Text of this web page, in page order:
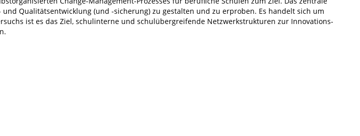
Qualitätsentwicklung (und -sicherung) zu gestalten und zu erproben. Es handelt sich um
ist es das Ziel, schulinterne und schulübergreifende Netzwerkstrukturen zur Innovations-